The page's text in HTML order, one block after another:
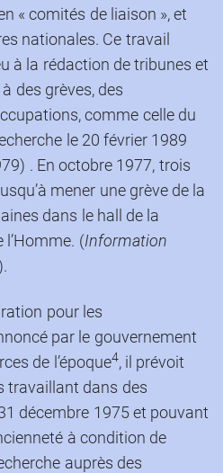
« comités de liaison », et
nationales. Ce travail
à la rédaction de tribunes et
des grèves, des
comme celle du
le 20 février 1989
. En octobre 1977, trois
mener une grève de la
dans le hall de la
l’Homme. (Information
pour les
par le gouvernement
de l’époque4, il prévoit
travaillant dans des
décembre 1975 et pouvant
à condition de
auprès des